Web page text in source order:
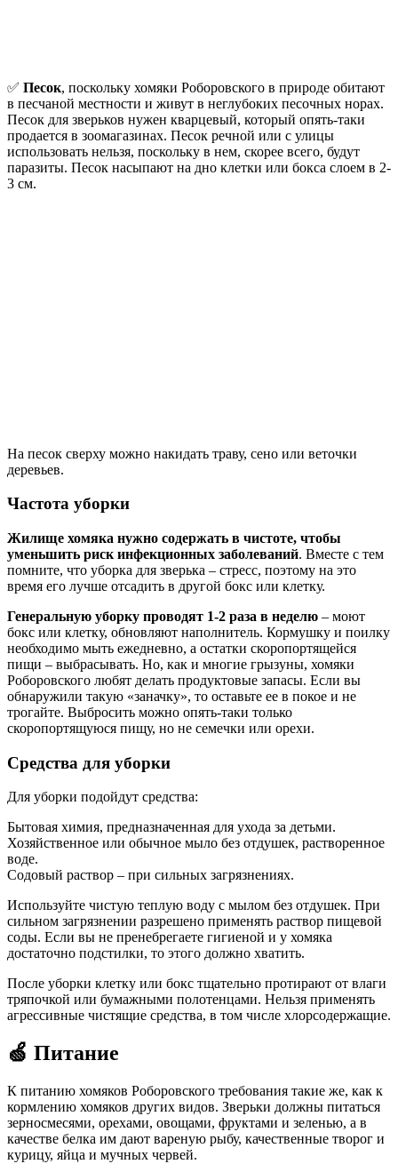
✅ Песок, поскольку хомяки Роборовского в природе обитают
в песчаной местности и живут в неглубоких песочных норах.
Песок для зверьков нужен кварцевый, который опять-таки
продается в зоомагазинах. Песок речной или с улицы
использовать нельзя, поскольку в нем, скорее всего, будут
паразиты. Песок насыпают на дно клетки или бокса слоем в 2-
3 см.
На песок сверху можно накидать траву, сено или веточки
деревьев.
Частота уборки
Жилище хомяка нужно содержать в чистоте, чтобы
уменьшить риск инфекционных заболеваний. Вместе с тем
помните, что уборка для зверька – стресс, поэтому на это
время его лучше отсадить в другой бокс или клетку.
Генеральную уборку проводят 1-2 раза в неделю – моют
бокс или клетку, обновляют наполнитель. Кормушку и поилку
необходимо мыть ежедневно, а остатки скоропортящейся
пищи – выбрасывать. Но, как и многие грызуны, хомяки
Роборовского любят делать продуктовые запасы. Если вы
обнаружили такую «заначку», то оставьте ее в покое и не
трогайте. Выбросить можно опять-таки только
скоропортящуюся пищу, но не семечки или орехи.
Средства для уборки
Для уборки подойдут средства:
Бытовая химия, предназначенная для ухода за детьми.
Хозяйственное или обычное мыло без отдушек, растворенное
воде.
Содовый раствор – при сильных загрязнениях.
Используйте чистую теплую воду с мылом без отдушек. При
сильном загрязнении разрешено применять раствор пищевой
соды. Если вы не пренебрегаете гигиеной и у хомяка
достаточно подстилки, то этого должно хватить.
После уборки клетку или бокс тщательно протирают от влаги
тряпочкой или бумажными полотенцами. Нельзя применять
агрессивные чистящие средства, в том числе хлорсодержащие.
🍏 Питание
К питанию хомяков Роборовского требования такие же, как к
кормлению хомяков других видов. Зверьки должны питаться
зерносмесями, орехами, овощами, фруктами и зеленью, а в
качестве белка им дают вареную рыбу, качественные творог и
курицу, яйца и мучных червей.